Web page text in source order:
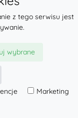
z tego serwisu jest
wybrane
Marketing